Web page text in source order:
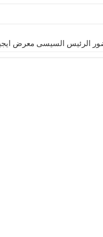
الرئيس السيسى معرض